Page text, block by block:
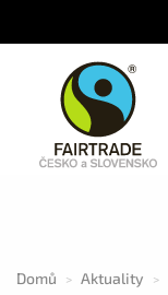
Domů > Aktuality >